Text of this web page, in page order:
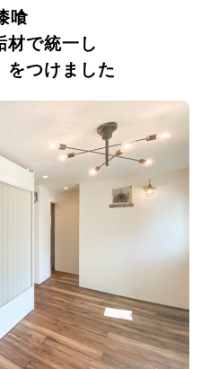
喰
材で統一し
をつけました